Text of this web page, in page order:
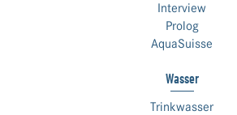
Interview
Prolog
AquaSuisse
Wasser
Trinkwasser